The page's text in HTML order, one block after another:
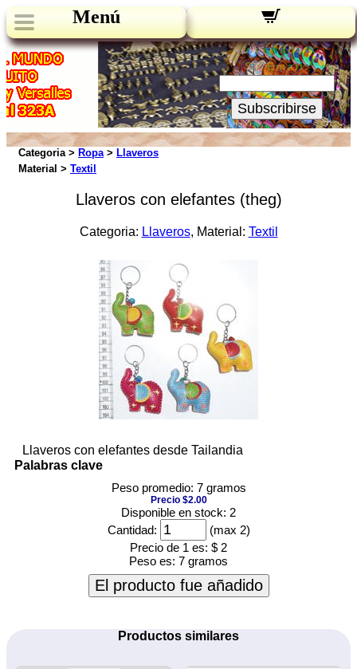
Menú
Novedades:
Su Email:
Subscribirse
Categoria > Ropa> Llaveros
Material > Textil
Llaveros con elefantes (theg)
Categoria: Llaveros, Material: Textil
Llaveros con elefantes desde Tailandia
Palabras clave
Peso promedio: 7 gramos
Precio $2.00
Disponible en stock: 2
Cantidad:
(max 2)
Precio de 1 es: $ 2
Peso es: 7 gramos
El producto fue añadido
Productos similares